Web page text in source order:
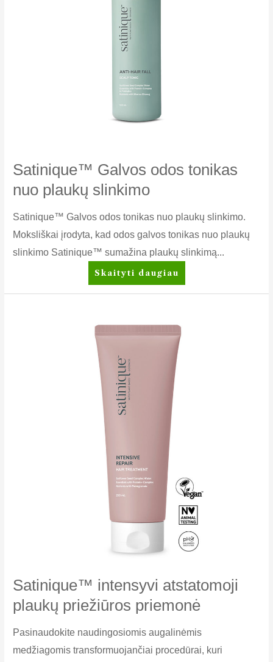
Satinique™ Galvos odos tonikas
nuo plaukų slinkimo
Satinique™ Galvos odos tonikas nuo plaukų slinkimo.
Moksliškai įrodyta, kad odos galvos tonikas nuo plaukų
slinkimo Satinique™ sumažina plaukų slinkimą...
Satinique™
Galvos
nuo
plaukų
slinkimo
Skaityti daugiau
Satinique™ intensyvi atstatomoji
plaukų priežiūros priemonė
Pasinaudokite naudingosiomis augalinėmis
medžiagomis transformuojančiai procedūrai, kuri